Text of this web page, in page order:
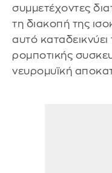
συμμετέχοντες
τη διακοπή της
αυτό καταδεικνύει
ρομποτικής
νευρομυϊκή